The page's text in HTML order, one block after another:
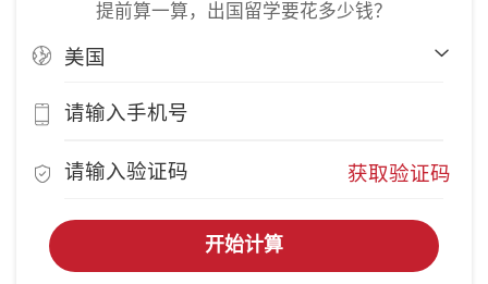
提前算一算，出国留学要花多少钱？
获取验证码
开始计算